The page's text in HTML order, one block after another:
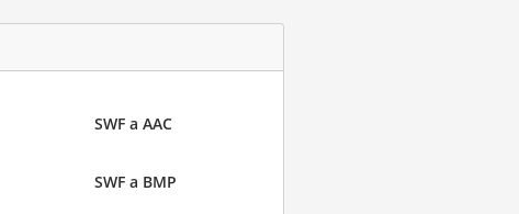
SWF a AAC
SWF a BMP